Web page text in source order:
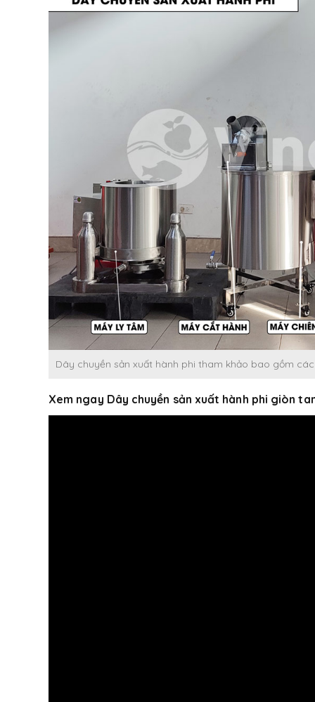
Dây chuyền sản xuất hành phi tham khảo bao gồm
Xem ngay Dây chuyền sản xuất hành phi giòn